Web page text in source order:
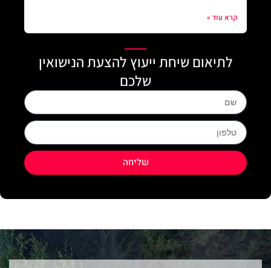
קרא עוד »
לתיאום שיחת ייעוץ להצעת הנישואין
שלכם
Name
phone
שליחה